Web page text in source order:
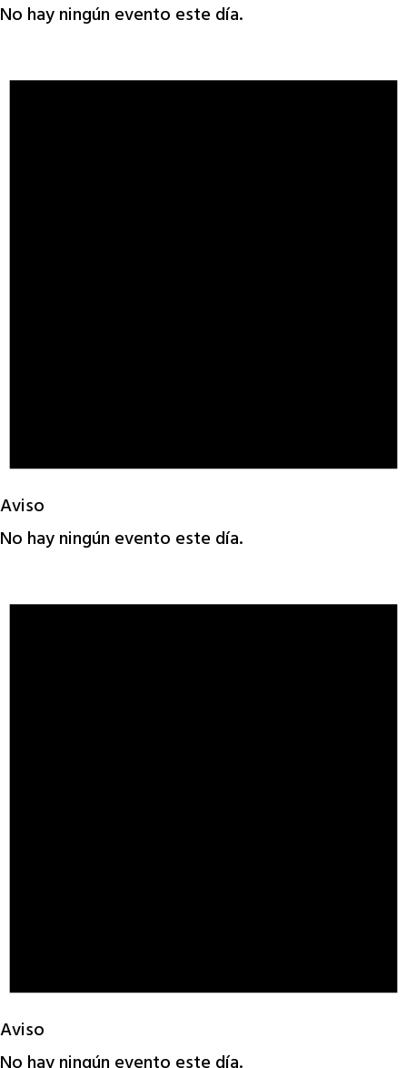
No hay ningún evento este día.
Aviso
No hay ningún evento este día.
Aviso